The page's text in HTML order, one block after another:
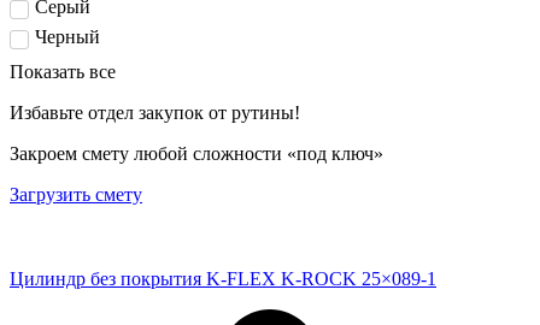
Серый
Черный
Показать все
Избавьте отдел закупок от рутины!
Закроем смету любой сложности «под ключ»
Загрузить смету
Цилиндр без покрытия K-FLEX K-ROCK 25×089-1